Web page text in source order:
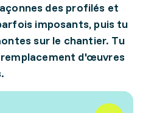
des profilés et
imposants, puis tu
sur le chantier. Tu
d'œuvres